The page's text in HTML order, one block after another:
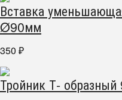
Вставка
Ø90мм
350 ₽
Тройник Т-